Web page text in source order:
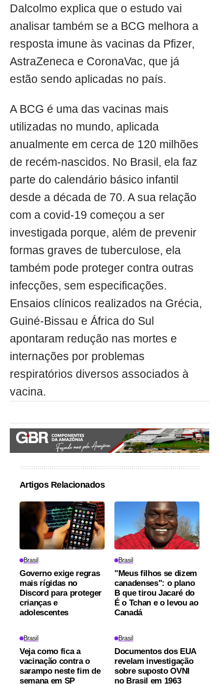
Dalcolmo explica que o estudo vai
analisar também se a BCG melhora a
resposta imune às vacinas da Pfizer,
AstraZeneca e CoronaVac, que já
estão sendo aplicadas no país.
A BCG é uma das vacinas mais
utilizadas no mundo, aplicada
anualmente em cerca de 120 milhões
de recém-nascidos. No Brasil, ela faz
parte do calendário básico infantil
desde a década de 70. A sua relação
com a covid-19 começou a ser
investigada porque, além de prevenir
formas graves de tuberculose, ela
também pode proteger contra outras
infecções, sem especificações.
Ensaios clínicos realizados na Grécia,
Guiné-Bissau e África do Sul
apontaram redução nas mortes e
internações por problemas
respiratórios diversos associados à
vacina.
Artigos Relacionados
Brasil
Governo exige regras
mais rígidas no
Discord para proteger
crianças e
adolescentes
Brasil
"Meus filhos se dizem
canadenses": o plano
B que tirou Jacaré do
É o Tchan e o levou ao
Canadá
Brasil
Veja como fica a
vacinação contra o
sarampo neste fim de
semana em SP
Brasil
Documentos dos EUA
revelam investigação
sobre suposto OVNI
no Brasil em 1963